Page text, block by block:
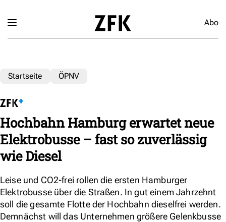
Abo
Startseite ÖPNV
Hochbahn Hamburg erwartet neue
Elektrobusse – fast so zuverlässig
wie Diesel
Leise und CO2-frei rollen die ersten Hamburger
Elektrobusse über die Straßen. In gut einem Jahrzehnt
soll die gesamte Flotte der Hochbahn dieselfrei werden.
Demnächst will das Unternehmen größere Gelenkbusse